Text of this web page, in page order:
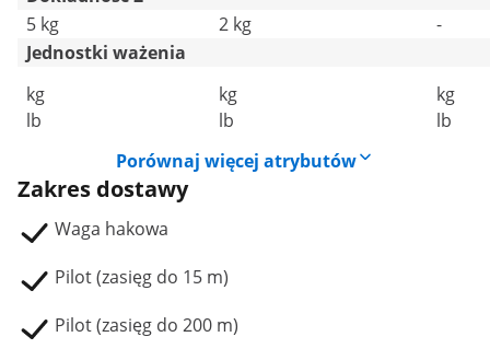
5 kg
2 kg
-
Jednostki ważenia
kg
lb
kg
lb
kg
lb
Porównaj więcej atrybutów
Zakres dostawy
Waga hakowa
Pilot (zasięg do 15 m)
Pilot (zasięg do 200 m)